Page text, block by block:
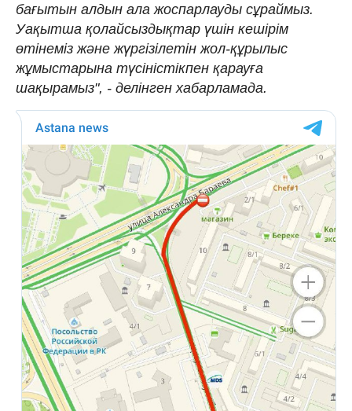
бағытын алдын ала жоспарлауды сұраймыз.
Уақытша қолайсыздықтар үшін кешірім
өтінеміз және жүргізілетін жол-құрылыс
жұмыстарына түсіністікпен қарауға
шақырамыз", - делінген хабарламада.